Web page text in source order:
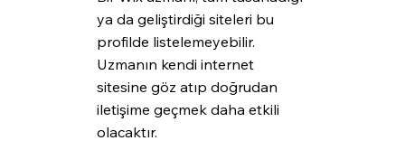
ya da geliştirdiği siteleri bu
profilde listelemeyebilir.
Uzmanın kendi internet
sitesine göz atıp doğrudan
iletişime geçmek daha etkili
olacaktır.